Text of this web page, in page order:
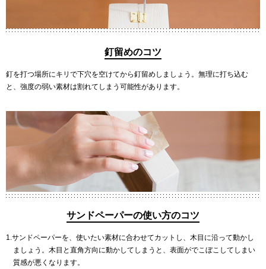
釘留めのコツ
釘を打つ場所にキリで下穴を空けてから釘留めしましょう。無理に打ち込む
と、強度の弱い素材は割れてしまう可能性があります。
サンドペーパーの使い方のコツ
1.サンドペーパーを、使いたい素材に合わせてカットし、木目に沿って動かし
ましょう。木目と直角方向に動かしてしまうと、表面がでこぼこしてしまい
質感が悪くなります。